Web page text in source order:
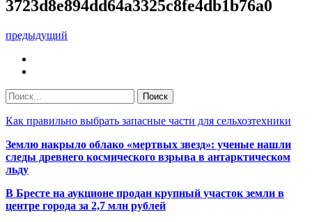
3723d8e894dd64a3325c8fe4db1b76a0
предыдущий
Как правильно выбрать запасные части для сельхозтехники
Землю накрыло облако «мертвых звезд»: ученые нашли
следы древнего космического взрыва в антарктическом
льду
В Бресте на аукционе продан крупный участок земли в
центре города за 2,7 млн рублей